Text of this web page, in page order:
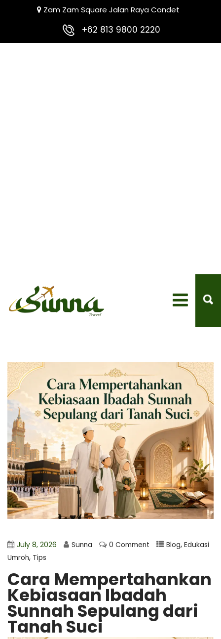
Zam Zam Square Jalan Raya Condet
+62 813 9800 2220
July 8, 2026 Sunna 0 Comment Blog, Edukasi
Umroh, Tips
Cara Mempertahankan
Kebiasaan Ibadah
Sunnah Sepulang dari
Tanah Suci